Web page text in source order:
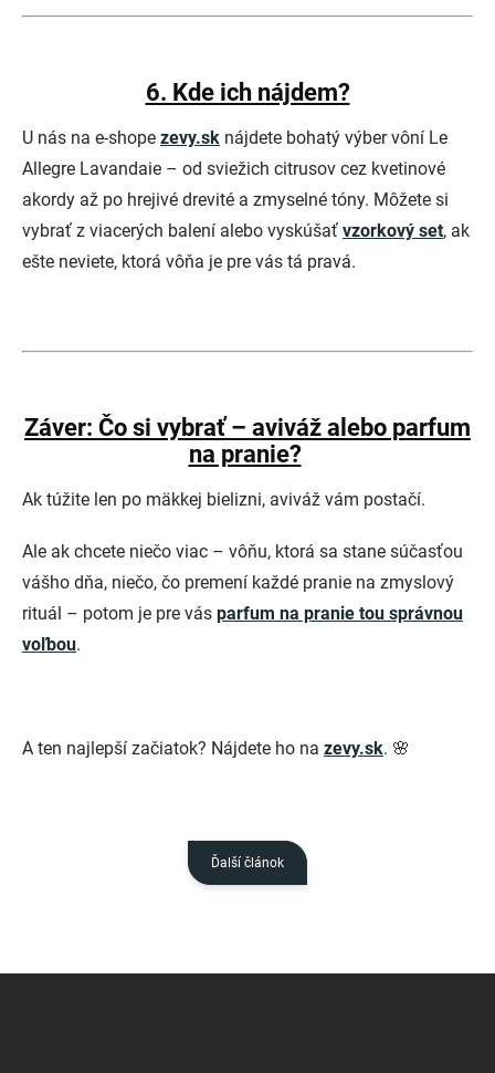
6. Kde ich nájdem?
U nás na e-shope zevy.sk nájdete bohatý výber vôní Le
Allegre Lavandaie – od sviežich citrusov cez kvetinové
akordy až po hrejivé drevité a zmyselné tóny. Môžete si
vybrať z viacerých balení alebo vyskúšať vzorkový set, ak
ešte neviete, ktorá vôňa je pre vás tá pravá.
Záver: Čo si vybrať – aviváž alebo parfum
na pranie?
Ak túžite len po mäkkej bielizni, aviváž vám postačí.
Ale ak chcete niečo viac – vôňu, ktorá sa stane súčasťou
vášho dňa, niečo, čo premení každé pranie na zmyslový
rituál – potom je pre vás parfum na pranie tou správnou
voľbou.
A ten najlepší začiatok? Nájdete ho na zevy.sk. 🌸
Ďalší článok